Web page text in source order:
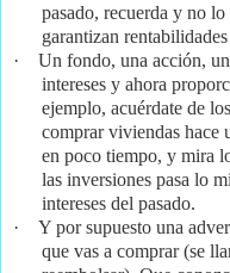
pasado, recuerda y no
garantizan
·
Un fondo, una acción,
intereses y ahora
ejemplo, acuérdate de
comprar viviendas hace
en poco tiempo, y mira
las inversiones pasa lo
intereses del pasado.
·
Y por supuesto una
que vas a comprar (se